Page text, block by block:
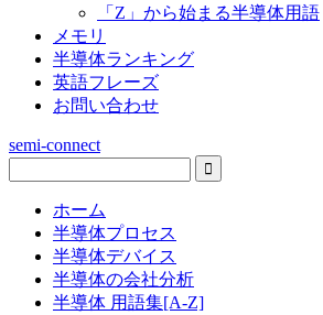
「Z」から始まる半導体用語
メモリ
半導体ランキング
英語フレーズ
お問い合わせ
semi-connect
ホーム
半導体プロセス
半導体デバイス
半導体の会社分析
半導体 用語集[A-Z]